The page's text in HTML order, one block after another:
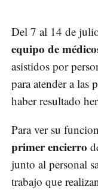
Del 7 al 14 de
equipo de
asistidos por
para atender a las
haber resultado
Para ver su
primer encierro
junto al personal
trabajo que